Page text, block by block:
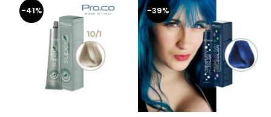
-41% -39%